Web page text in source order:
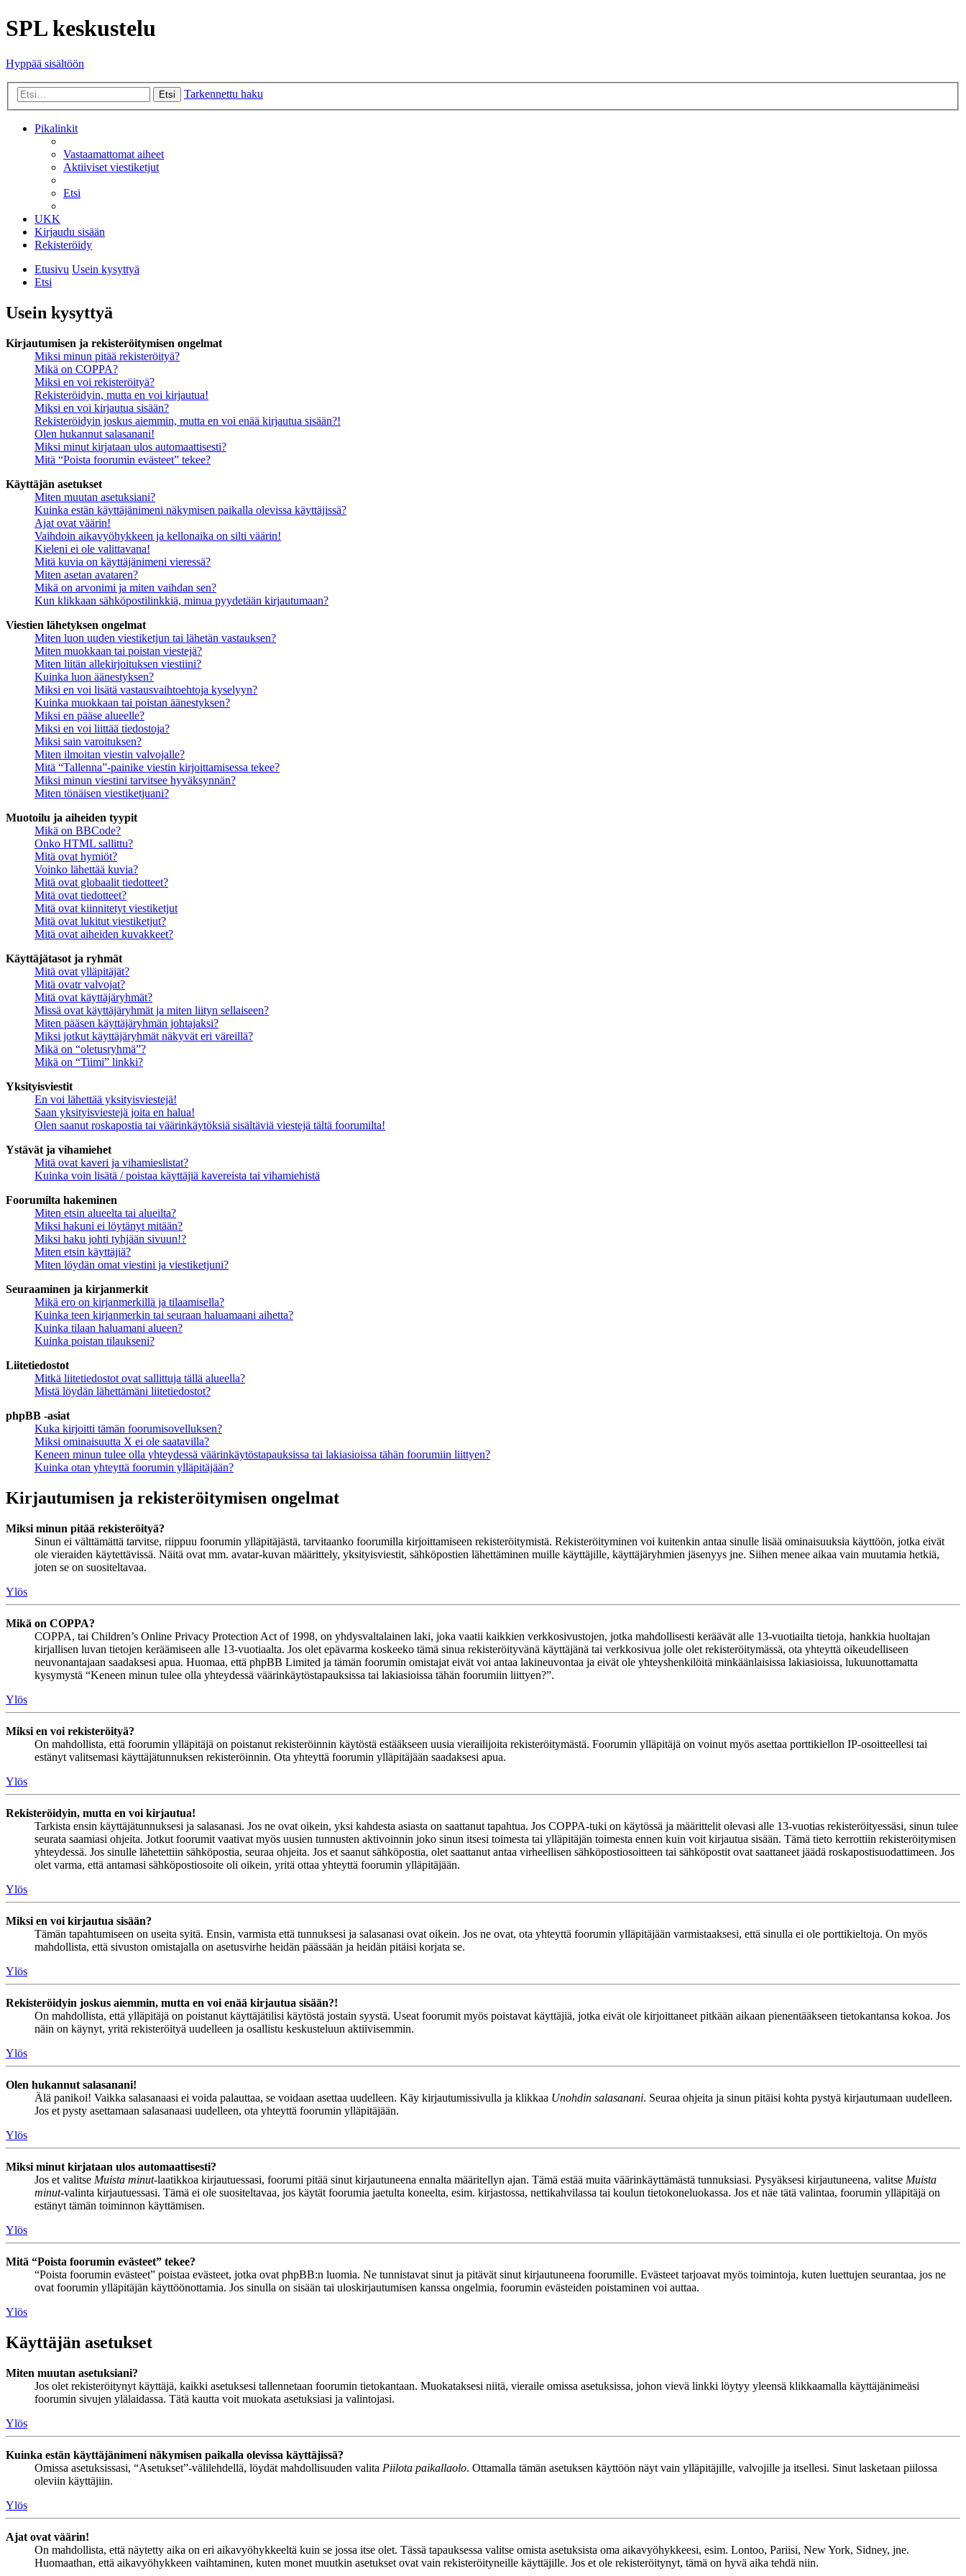
SPL keskustelu
Hyppää sisältöön
Etsi Tarkennettu haku
Pikalinkit
Vastaamattomat aiheet
Aktiiviset viestiketjut
Etsi
UKK
Kirjaudu sisään
Rekisteröidy
Etusivu Usein kysyttyä
Etsi
Usein kysyttyä
Kirjautumisen ja rekisteröitymisen ongelmat
Miksi minun pitää rekisteröityä?
Mikä on COPPA?
Miksi en voi rekisteröityä?
Rekisteröidyin, mutta en voi kirjautua!
Miksi en voi kirjautua sisään?
Rekisteröidyin joskus aiemmin, mutta en voi enää kirjautua sisään?!
Olen hukannut salasanani!
Miksi minut kirjataan ulos automaattisesti?
Mitä “Poista foorumin evästeet” tekee?
Käyttäjän asetukset
Miten muutan asetuksiani?
Kuinka estän käyttäjänimeni näkymisen paikalla olevissa käyttäjissä?
Ajat ovat väärin!
Vaihdoin aikavyöhykkeen ja kellonaika on silti väärin!
Kieleni ei ole valittavana!
Mitä kuvia on käyttäjänimeni vieressä?
Miten asetan avataren?
Mikä on arvonimi ja miten vaihdan sen?
Kun klikkaan sähköpostilinkkiä, minua pyydetään kirjautumaan?
Viestien lähetyksen ongelmat
Miten luon uuden viestiketjun tai lähetän vastauksen?
Miten muokkaan tai poistan viestejä?
Miten liitän allekirjoituksen viestiini?
Kuinka luon äänestyksen?
Miksi en voi lisätä vastausvaihtoehtoja kyselyyn?
Kuinka muokkaan tai poistan äänestyksen?
Miksi en pääse alueelle?
Miksi en voi liittää tiedostoja?
Miksi sain varoituksen?
Miten ilmoitan viestin valvojalle?
Mitä “Tallenna”-painike viestin kirjoittamisessa tekee?
Miksi minun viestini tarvitsee hyväksynnän?
Miten tönäisen viestiketjuani?
Muotoilu ja aiheiden tyypit
Mikä on BBCode?
Onko HTML sallittu?
Mitä ovat hymiöt?
Voinko lähettää kuvia?
Mitä ovat globaalit tiedotteet?
Mitä ovat tiedotteet?
Mitä ovat kiinnitetyt viestiketjut
Mitä ovat lukitut viestiketjut?
Mitä ovat aiheiden kuvakkeet?
Käyttäjätasot ja ryhmät
Mitä ovat ylläpitäjät?
Mitä ovatr valvojat?
Mitä ovat käyttäjäryhmät?
Missä ovat käyttäjäryhmät ja miten liityn sellaiseen?
Miten pääsen käyttäjäryhmän johtajaksi?
Miksi jotkut käyttäjäryhmät näkyvät eri väreillä?
Mikä on “oletusryhmä”?
Mikä on “Tiimi” linkki?
Yksityisviestit
En voi lähettää yksityisviestejä!
Saan yksityisviestejä joita en halua!
Olen saanut roskapostia tai väärinkäytöksiä sisältäviä viestejä tältä foorumilta!
Ystävät ja vihamiehet
Mitä ovat kaveri ja vihamieslistat?
Kuinka voin lisätä / poistaa käyttäjiä kavereista tai vihamiehistä
Foorumilta hakeminen
Miten etsin alueelta tai alueilta?
Miksi hakuni ei löytänyt mitään?
Miksi haku johti tyhjään sivuun!?
Miten etsin käyttäjiä?
Miten löydän omat viestini ja viestiketjuni?
Seuraaminen ja kirjanmerkit
Mikä ero on kirjanmerkillä ja tilaamisella?
Kuinka teen kirjanmerkin tai seuraan haluamaani aihetta?
Kuinka tilaan haluamani alueen?
Kuinka poistan tilaukseni?
Liitetiedostot
Mitkä liitetiedostot ovat sallittuja tällä alueella?
Mistä löydän lähettämäni liitetiedostot?
phpBB -asiat
Kuka kirjoitti tämän foorumisovelluksen?
Miksi ominaisuutta X ei ole saatavilla?
Keneen minun tulee olla yhteydessä väärinkäytöstapauksissa tai lakiasioissa tähän foorumiin liittyen?
Kuinka otan yhteyttä foorumin ylläpitäjään?
Kirjautumisen ja rekisteröitymisen ongelmat
Miksi minun pitää rekisteröityä?
Sinun ei välttämättä tarvitse, riippuu foorumin ylläpitäjästä, tarvitaanko foorumilla kirjoittamiseen rekisteröitymistä. Rekisteröityminen voi kuitenkin antaa sinulle lisää ominaisuuksia käyttöön, jotka eivät
ole vieraiden käytettävissä. Näitä ovat mm. avatar-kuvan määrittely, yksityisviestit, sähköpostien lähettäminen muille käyttäjille, käyttäjäryhmien jäsenyys jne. Siihen menee aikaa vain muutamia hetkiä,
joten se on suositeltavaa.
Ylös
Mikä on COPPA?
COPPA, tai Children’s Online Privacy Protection Act of 1998, on yhdysvaltalainen laki, joka vaatii kaikkien verkkosivustojen, jotka mahdollisesti keräävät alle 13-vuotiailta tietoja, hankkia huoltajan
kirjallisen luvan tietojen keräämiseen alle 13-vuotiaalta. Jos olet epävarma koskeeko tämä sinua rekisteröityvänä käyttäjänä tai verkkosivua jolle olet rekisteröitymässä, ota yhteyttä oikeudelliseen
neuvonantajaan saadaksesi apua. Huomaa, että phpBB Limited ja tämän foorumin omistajat eivät voi antaa lakineuvontaa ja eivät ole yhteyshenkilöitä minkäänlaisissa lakiasioissa, lukuunottamatta
kysymystä “Keneen minun tulee olla yhteydessä väärinkäytöstapauksissa tai lakiasioissa tähän foorumiin liittyen?”.
Ylös
Miksi en voi rekisteröityä?
On mahdollista, että foorumin ylläpitäjä on poistanut rekisteröinnin käytöstä estääkseen uusia vierailijoita rekisteröitymästä. Foorumin ylläpitäjä on voinut myös asettaa porttikiellon IP-osoitteellesi tai
estänyt valitsemasi käyttäjätunnuksen rekisteröinnin. Ota yhteyttä foorumin ylläpitäjään saadaksesi apua.
Ylös
Rekisteröidyin, mutta en voi kirjautua!
Tarkista ensin käyttäjätunnuksesi ja salasanasi. Jos ne ovat oikein, yksi kahdesta asiasta on saattanut tapahtua. Jos COPPA-tuki on käytössä ja määrittelit olevasi alle 13-vuotias rekisteröityessäsi, sinun tulee
seurata saamiasi ohjeita. Jotkut foorumit vaativat myös uusien tunnusten aktivoinnin joko sinun itsesi toimesta tai ylläpitäjän toimesta ennen kuin voit kirjautua sisään. Tämä tieto kerrottiin rekisteröitymisen
yhteydessä. Jos sinulle lähetettiin sähköpostia, seuraa ohjeita. Jos et saanut sähköpostia, olet saattanut antaa virheellisen sähköpostiosoitteen tai sähköpostit ovat saattaneet jäädä roskapostisuodattimeen. Jos
olet varma, että antamasi sähköpostiosoite oli oikein, yritä ottaa yhteyttä foorumin ylläpitäjään.
Ylös
Miksi en voi kirjautua sisään?
Tämän tapahtumiseen on useita syitä. Ensin, varmista että tunnuksesi ja salasanasi ovat oikein. Jos ne ovat, ota yhteyttä foorumin ylläpitäjään varmistaaksesi, että sinulla ei ole porttikieltoja. On myös
mahdollista, että sivuston omistajalla on asetusvirhe heidän päässään ja heidän pitäisi korjata se.
Ylös
Rekisteröidyin joskus aiemmin, mutta en voi enää kirjautua sisään?!
On mahdollista, että ylläpitäjä on poistanut käyttäjätilisi käytöstä jostain syystä. Useat foorumit myös poistavat käyttäjiä, jotka eivät ole kirjoittaneet pitkään aikaan pienentääkseen tietokantansa kokoa. Jos
näin on käynyt, yritä rekisteröityä uudelleen ja osallistu keskusteluun aktiivisemmin.
Ylös
Olen hukannut salasanani!
Älä panikoi! Vaikka salasanaasi ei voida palauttaa, se voidaan asettaa uudelleen. Käy kirjautumissivulla ja klikkaa Unohdin salasanani. Seuraa ohjeita ja sinun pitäisi kohta pystyä kirjautumaan uudelleen.
Jos et pysty asettamaan salasanaasi uudelleen, ota yhteyttä foorumin ylläpitäjään.
Ylös
Miksi minut kirjataan ulos automaattisesti?
Jos et valitse Muista minut-laatikkoa kirjautuessasi, foorumi pitää sinut kirjautuneena ennalta määritellyn ajan. Tämä estää muita väärinkäyttämästä tunnuksiasi. Pysyäksesi kirjautuneena, valitse Muista
minut-valinta kirjautuessasi. Tämä ei ole suositeltavaa, jos käytät foorumia jaetulta koneelta, esim. kirjastossa, nettikahvilassa tai koulun tietokoneluokassa. Jos et näe tätä valintaa, foorumin ylläpitäjä on
estänyt tämän toiminnon käyttämisen.
Ylös
Mitä “Poista foorumin evästeet” tekee?
“Poista foorumin evästeet” poistaa evästeet, jotka ovat phpBB:n luomia. Ne tunnistavat sinut ja pitävät sinut kirjautuneena foorumille. Evästeet tarjoavat myös toimintoja, kuten luettujen seurantaa, jos ne
ovat foorumin ylläpitäjän käyttöönottamia. Jos sinulla on sisään tai uloskirjautumisen kanssa ongelmia, foorumin evästeiden poistaminen voi auttaa.
Ylös
Käyttäjän asetukset
Miten muutan asetuksiani?
Jos olet rekisteröitynyt käyttäjä, kaikki asetuksesi tallennetaan foorumin tietokantaan. Muokataksesi niitä, vieraile omissa asetuksissa, johon vievä linkki löytyy yleensä klikkaamalla käyttäjänimeäsi
foorumin sivujen ylälaidassa. Tätä kautta voit muokata asetuksiasi ja valintojasi.
Ylös
Kuinka estän käyttäjänimeni näkymisen paikalla olevissa käyttäjissä?
Omissa asetuksissasi, “Asetukset”-välilehdellä, löydät mahdollisuuden valita Piilota paikallaolo. Ottamalla tämän asetuksen käyttöön näyt vain ylläpitäjille, valvojille ja itsellesi. Sinut lasketaan piilossa
oleviin käyttäjiin.
Ylös
Ajat ovat väärin!
On mahdollista, että näytetty aika on eri aikavyöhykkeeltä kuin se jossa itse olet. Tässä tapauksessa valitse omista asetuksista oma aikavyöhykkeesi, esim. Lontoo, Pariisi, New York, Sidney, jne.
Huomaathan, että aikavyöhykkeen vaihtaminen, kuten monet muutkin asetukset ovat vain rekisteröityneille käyttäjille. Jos et ole rekisteröitynyt, tämä on hyvä aika tehdä niin.